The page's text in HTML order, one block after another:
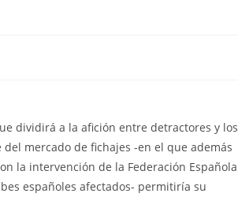
dividirá a la afición entre detractores y los
mercado de fichajes -en el que además
la intervención de la Federación Española
españoles afectados- permitiría su